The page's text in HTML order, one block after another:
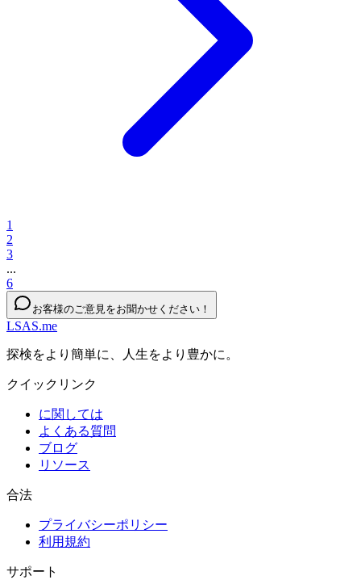
1
2
3
...
6
お客様のご意見をお聞かせください！
LSAS.me
探検をより簡単に、人生をより豊かに。
クイックリンク
に関しては
よくある質問
ブログ
リソース
合法
プライバシーポリシー
利用規約
サポート